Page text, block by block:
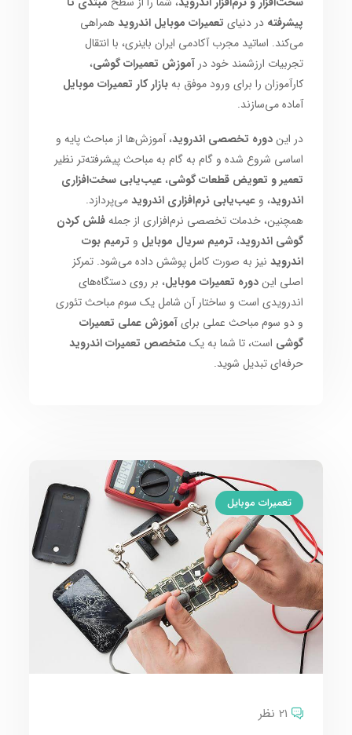
پیشرفته در دنیای تعمیرات موبایل اندرویدهمراهی
می‌کند. اساتید مجرب آکادمی ایران باینری، با انتقال
تجربیات ارزشمند خود درآموزش تعمیرات گوشی،
کارآموزان را برای ورود موفق بهبازار کار تعمیرات موبایل
آماده می‌سازند.
در ایندوره تخصصی اندروید، آموزش‌ها از مباحث پایه و
اساسی شروع شده و گام به گام به مباحث پیشرفته‌تر نظیر
تعمیر و تعویض قطعات گوشی،عیب‌یابی سخت‌افزاری
اندروید، وعیب‌یابی نرم‌افزاری اندرویدمی‌پردازد.
همچنین، خدمات تخصصی نرم‌افزاری از جملهفلش کردن
گوشی اندروید، ترمیم سریال موبایل و ترمیم بوت
اندروید نیز به صورت کامل پوشش داده می‌شود. تمرکز
اصلی ایندوره تعمیرات موبایل، بر روی دستگاه‌های
اندرویدی است و ساختار آن شامل یک سوم مباحث تئوری
و دو سوم مباحث عملی برایآموزش عملی تعمیرات
گوشی است، تا شما به یک متخصص تعمیرات اندروید
حرفه‌ای تبدیل شوید.
تعمیرات موبایل
21 نظر